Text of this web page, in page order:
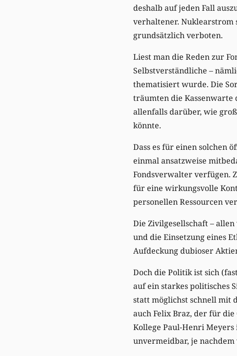
deshalb auf jeden Fall
verhaltener.
grundsätzlich verboten.
Liest man die Reden zur
Selbstverständliche –
thematisiert wurde. Die
träumten die Kassenwarte
allenfalls darüber, wie
könnte.
Dass es für einen solchen
einmal ansatzweise
Fondsverwalter verfügen.
für eine wirkungsvolle
personellen Ressourcen
Die Zivilgesellschaft –
und die Einsetzung eines
Aufdeckung dubioser
Doch die Politik ist sich
auf ein starkes politisches
statt möglichst schnell mit
auch Felix Braz, der für
Kollege Paul-Henri Meyers
unvermeidbar, je